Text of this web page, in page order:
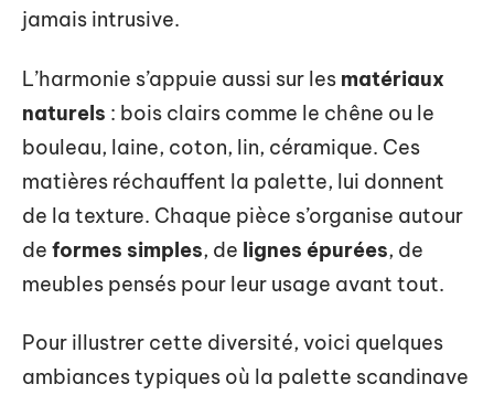
jamais intrusive.
L’harmonie s’appuie aussi sur les matériaux
naturels : bois clairs comme le chêne ou le
bouleau, laine, coton, lin, céramique. Ces
matières réchauffent la palette, lui donnent
de la texture. Chaque pièce s’organise autour
de formes simples, de lignes épurées, de
meubles pensés pour leur usage avant tout.
Pour illustrer cette diversité, voici quelques
ambiances typiques où la palette scandinave